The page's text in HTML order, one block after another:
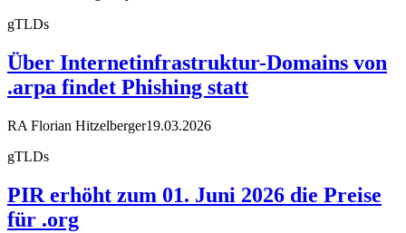
gTLDs
Über Internetinfrastruktur-Domains von
.arpa findet Phishing statt
RA Florian Hitzelberger19.03.2026
gTLDs
PIR erhöht zum 01. Juni 2026 die Preise
für .org